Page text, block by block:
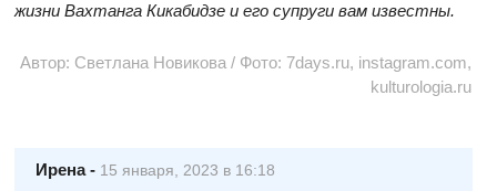
жизни Вахтанга Кикабидзе и его супруги вам известны.
Автор: Светлана Новикова / Фото: 7days.ru, instagram.com,
kulturologia.ru
Ирена - 15 января, 2023 в 16:18